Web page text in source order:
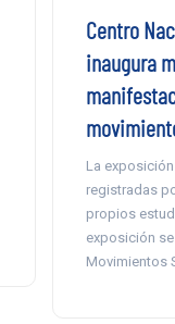
Centro
inaugura
La
registradas
propios
exposición
Movimientos